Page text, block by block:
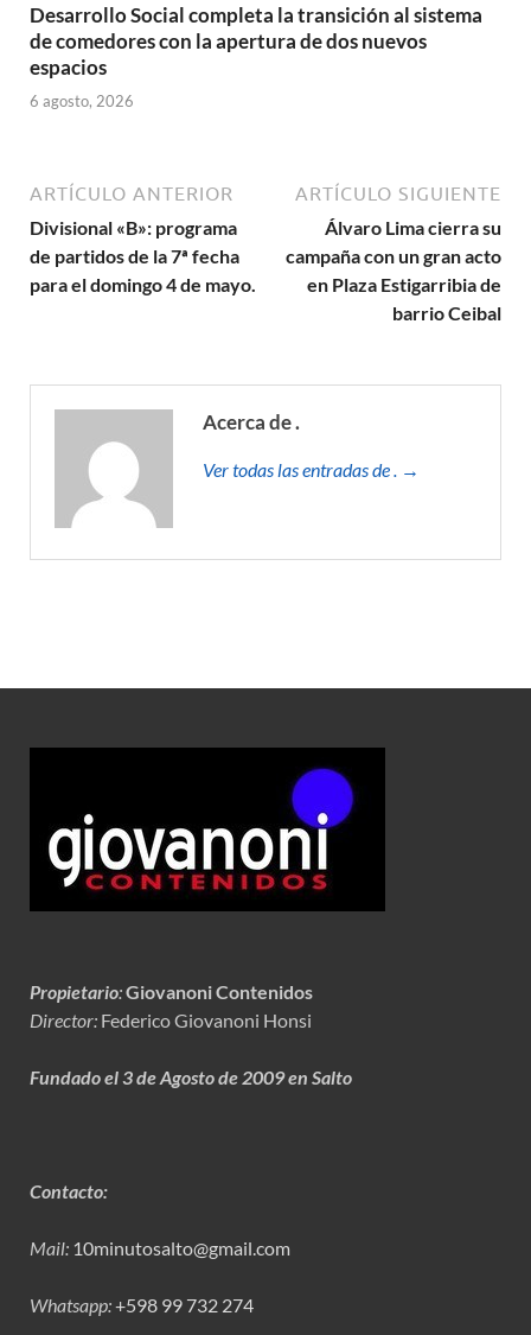
Desarrollo Social completa la transición al sistema
de comedores con la apertura de dos nuevos
espacios
6 agosto, 2026
ARTÍCULO ANTERIOR
Divisional «B»: programa
de partidos de la 7ª fecha
para el domingo 4 de mayo.
ARTÍCULO SIGUIENTE
Álvaro Lima cierra su
campaña con un gran acto
en Plaza Estigarribia de
barrio Ceibal
Acerca de .
Ver todas las entradas de . →
Propietario:Giovanoni Contenidos
Director: Federico Giovanoni Honsi
Fundado el 3 de Agosto de 2009 en Salto
Contacto:
Mail: 10minutosalto@gmail.com
Whatsapp:+598 99 732 274